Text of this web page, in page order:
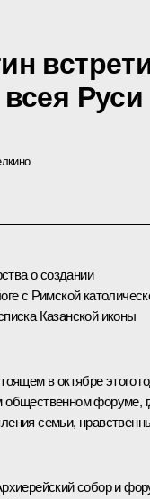
о создании
с Римской
Казанской иконы
в октябре этого
общественном форуме,
семьи,
собор и